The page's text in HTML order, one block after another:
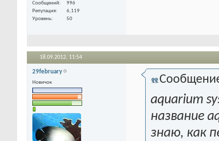
Сообщений
996
Репутация
6,119
Уровень
50
18.09.2012, 11:54
29february
Новичок
aquarium
название
знаю, как